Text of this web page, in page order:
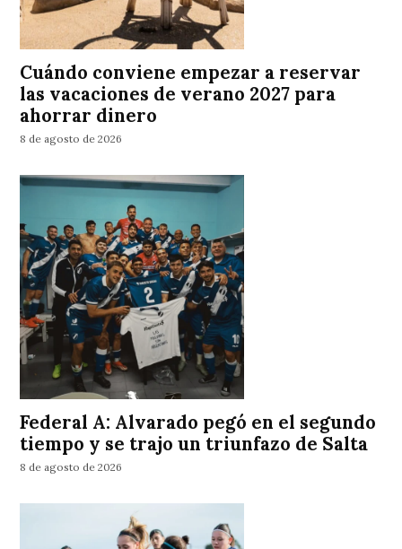
Cuándo conviene empezar a reservar
las vacaciones de verano 2027 para
ahorrar dinero
8 de agosto de 2026
Federal A: Alvarado pegó en el segundo
tiempo y se trajo un triunfazo de Salta
8 de agosto de 2026